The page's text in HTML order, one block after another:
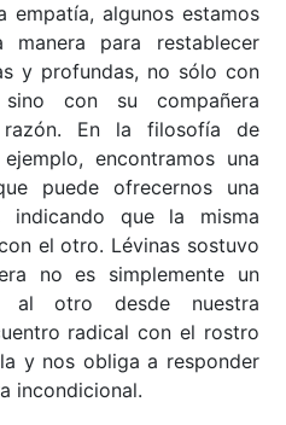
empatía, algunos estamos
para restablecer
y profundas, no sólo con
con su compañera
En la filosofía de
encontramos una
puede ofrecernos una
indicando que la misma
el otro. Lévinas sostuvo
no es simplemente un
al otro desde nuestra
radical con el rostro
y nos obliga a responder
incondicional.